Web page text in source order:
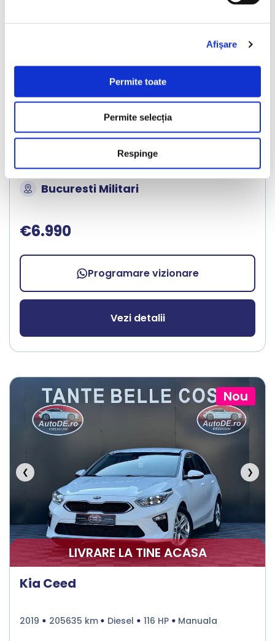
Afişare
Permite toate
Permite selecția
Respinge
Audi A6 Avant
Diesel 190 HP
Bucuresti Militari
€6.990
Programare vizionare
Vezi detalii
Nou
❮ ❯
LIVRARE LA TINE ACASA
Kia Ceed
2019 205635 km Diesel 116 HP Manuala